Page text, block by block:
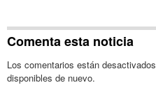
Comenta esta noticia
Los comentarios están
disponibles de nuevo.